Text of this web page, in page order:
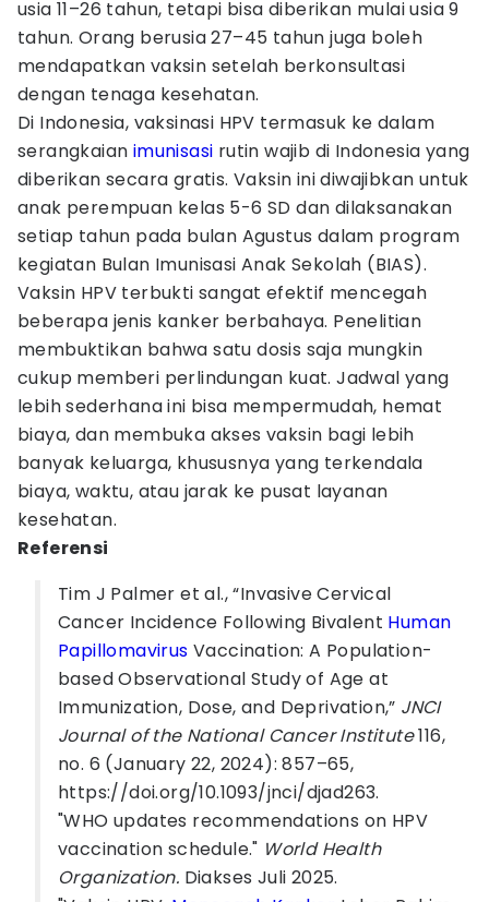
usia 11–26 tahun, tetapi bisa diberikan mulai usia 9
tahun. Orang berusia 27–45 tahun juga boleh
mendapatkan vaksin setelah berkonsultasi
dengan tenaga kesehatan.
Di Indonesia, vaksinasi HPV termasuk ke dalam
serangkaian imunisasi rutin wajib di Indonesia yang
diberikan secara gratis. Vaksin ini diwajibkan untuk
anak perempuan kelas 5-6 SD dan dilaksanakan
setiap tahun pada bulan Agustus dalam program
kegiatan Bulan Imunisasi Anak Sekolah (BIAS).
Vaksin HPV terbukti sangat efektif mencegah
beberapa jenis kanker berbahaya. Penelitian
membuktikan bahwa satu dosis saja mungkin
cukup memberi perlindungan kuat. Jadwal yang
lebih sederhana ini bisa mempermudah, hemat
biaya, dan membuka akses vaksin bagi lebih
banyak keluarga, khususnya yang terkendala
biaya, waktu, atau jarak ke pusat layanan
kesehatan.
Referensi
Tim J Palmer et al., “Invasive Cervical
Cancer Incidence Following Bivalent Human
Papillomavirus Vaccination: A Population-
based Observational Study of Age at
Immunization, Dose, and Deprivation,” JNCI
Journal of the National Cancer Institute116,
no. 6 (January 22, 2024): 857–65,
https://doi.org/10.1093/jnci/djad263.
"WHO updates recommendations on HPV
vaccination schedule." World Health
Organization. Diakses Juli 2025.